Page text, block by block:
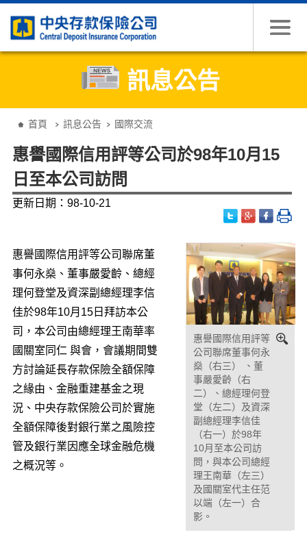
訊息公告
首頁 訊息公告 國際交流
惠譽國際信用評等公司於98年10月15
日至本公司訪問
更新日期：98-10-21
惠譽國際信用評等
公司聯席董事何永
燊（右三） 、董
事嚴愛齡（右
二）、總經理何登
堂（左二）及資深
副總經理李信佳
（右一）於98年
10月至本公司訪
問，與本公司總經
理王南華（左三）
及國關室代主任范
以端（左一）合
影。
惠譽國際信用評等公司聯席董
事何永燊、董事嚴愛齡、總經
理何登堂及資深副總經理李信
佳於98年10月15日拜訪本公
司，本公司由總經理王南華率
國關室同仁 與會，會議期間雙
方討論延長存款保險全額保障
之緣由、金融重建基金之現
況、中央存款保險公司於實施
全額保障後對銀行業之風險控
管及銀行業因應全球金融危機
之概況等。